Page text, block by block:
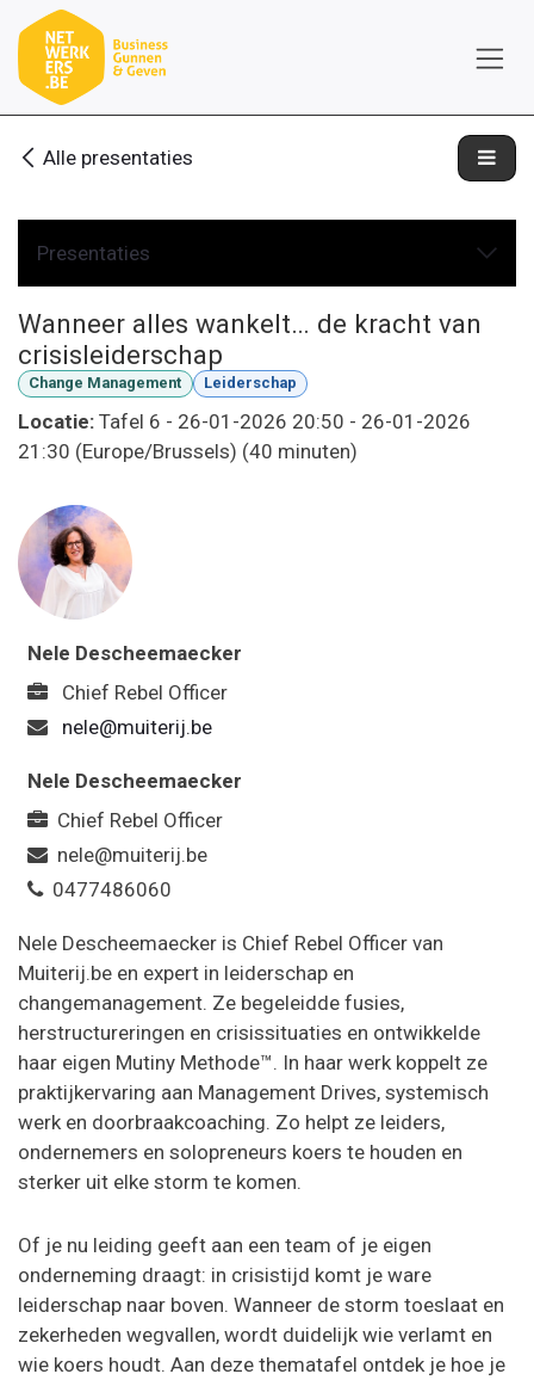
Overslaan naar inhoud
Alle presentaties
Presentaties
Wanneer alles wankelt… de kracht van
crisisleiderschap
Change Management Leiderschap
Locatie: Tafel 6 - 26-01-2026 20:50 - 26-01-2026
21:30 (Europe/Brussels) (40 minuten)
Nele Descheemaecker
Chief Rebel Officer
nele@muiterij.be
Nele Descheemaecker
Chief Rebel Officer
nele@muiterij.be
0477486060
Nele Descheemaecker is Chief Rebel Officer van
Muiterij.be en expert in leiderschap en
changemanagement. Ze begeleidde fusies,
herstructureringen en crisissituaties en ontwikkelde
haar eigen Mutiny Methode™. In haar werk koppelt ze
praktijkervaring aan Management Drives, systemisch
werk en doorbraakcoaching. Zo helpt ze leiders,
ondernemers en solopreneurs koers te houden en
sterker uit elke storm te komen.
Of je nu leiding geeft aan een team of je eigen
onderneming draagt: in crisistijd komt je ware
leiderschap naar boven. Wanneer de storm toeslaat en
zekerheden wegvallen, wordt duidelijk wie verlamt en
wie koers houdt. Aan deze thematafel ontdek je hoe je